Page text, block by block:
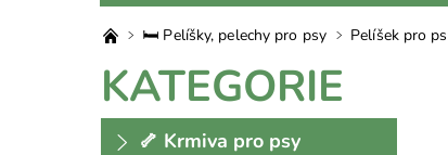
🛏 Pelíšky, pelechy pro psy Pelíšek pro
KATEGORIE
🦴 Krmiva pro psy